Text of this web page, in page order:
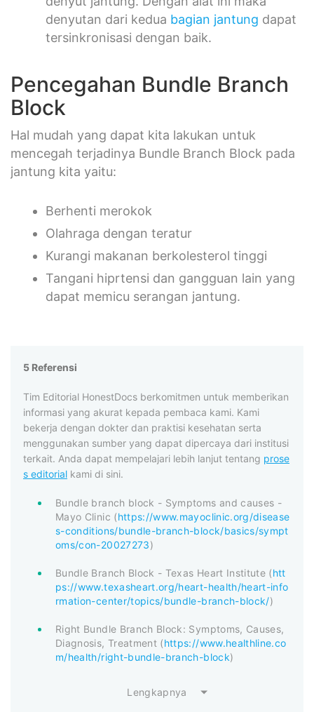
denyutan dari kedua bagian jantung dapat
tersinkronisasi dengan baik.
Pencegahan Bundle Branch
Block
Hal mudah yang dapat kita lakukan untuk
mencegah terjadinya Bundle Branch Block pada
jantung kita yaitu:
Berhenti merokok
Olahraga dengan teratur
Kurangi makanan berkolesterol tinggi
Tangani hiprtensi dan gangguan lain yang
dapat memicu serangan jantung.
5 Referensi
Tim Editorial HonestDocs berkomitmen untuk memberikan
informasi yang akurat kepada pembaca kami. Kami
bekerja dengan dokter dan praktisi kesehatan serta
menggunakan sumber yang dapat dipercaya dari institusi
terkait. Anda dapat mempelajari lebih lanjut tentang prose
s editorial kami di sini.
Bundle branch block - Symptoms and causes -
Mayo Clinic (https://www.mayoclinic.org/disease
s-conditions/bundle-branch-block/basics/sympt
oms/con-20027273)
Bundle Branch Block - Texas Heart Institute (htt
ps://www.texasheart.org/heart-health/heart-info
rmation-center/topics/bundle-branch-block/)
Right Bundle Branch Block: Symptoms, Causes,
Diagnosis, Treatment (https://www.healthline.co
m/health/right-bundle-branch-block)
Lengkapnya